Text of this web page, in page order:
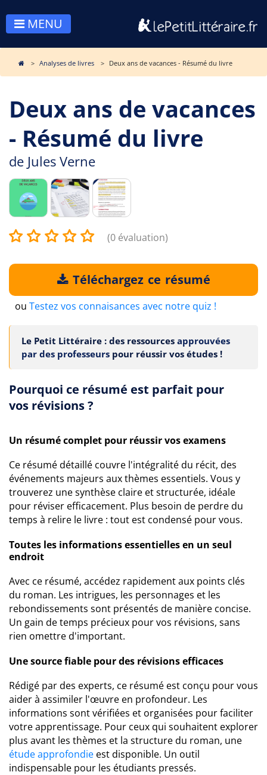
MENU
Analyses de livres Deux ans de vacances - Résumé du livre
Deux ans de vacances
- Résumé du livre
de Jules Verne
(0 évaluation)
Téléchargez ce résumé
ou Testez vos connaisances avec notre quiz !
Le Petit Littéraire : des ressources approuvées
par des professeurs pour réussir vos études !
Pourquoi ce résumé est parfait pour
vos révisions ?
Un résumé complet pour réussir vos examens
Ce résumé détaillé couvre l'intégralité du récit, des
événements majeurs aux thèmes essentiels. Vous y
trouverez une synthèse claire et structurée, idéale
pour réviser efficacement. Plus besoin de perdre du
temps à relire le livre : tout est condensé pour vous.
Toutes les informations essentielles en un seul
endroit
Avec ce résumé, accédez rapidement aux points clés
du roman. Les intrigues, les personnages et les
rebondissements sont présentés de manière concise.
Un gain de temps précieux pour vos révisions, sans
rien omettre d'important.
Une source fiable pour des révisions efficaces
Rédigé par des experts, ce résumé est conçu pour vous
aider à assimiler l'œuvre en profondeur. Les
informations sont vérifiées et organisées pour faciliter
votre apprentissage. Pour ceux qui souhaitent explorer
plus avant les thèmes et la structure du roman, une
étude approfondie est disponible. Un outil
indispensable pour les étudiants pressés.